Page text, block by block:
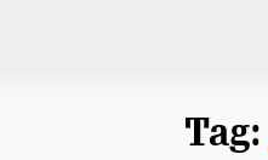
Tag: